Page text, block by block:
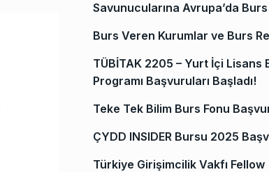
Savunucularına Avrupa’da Burs
Burs Veren Kurumlar ve Burs
TÜBİTAK 2205 – Yurt İçi Lisans
Programı Başvuruları Başladı!
Teke Tek Bilim Burs Fonu
ÇYDD INSIDER Bursu 2025
Türkiye Girişimcilik Vakfı Fellow